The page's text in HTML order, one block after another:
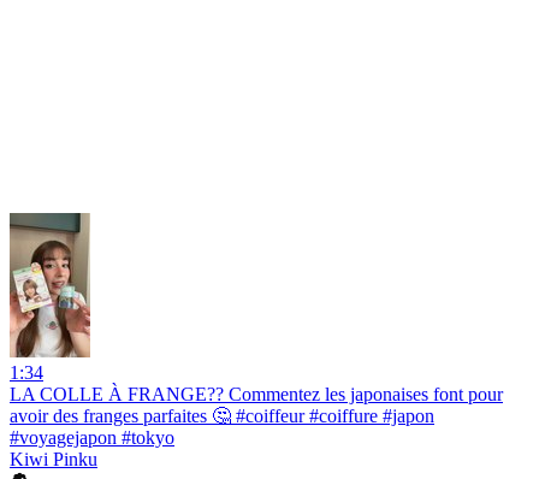
1:34
LA COLLE À FRANGE?? Commentez les japonaises font pour
avoir des franges parfaites 🤔 #coiffeur #coiffure #japon
#voyagejapon #tokyo
Kiwi Pinku